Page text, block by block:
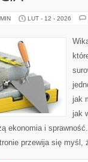
LUT - 12 - 2026
jak
jak
ekonomia i
przewija się